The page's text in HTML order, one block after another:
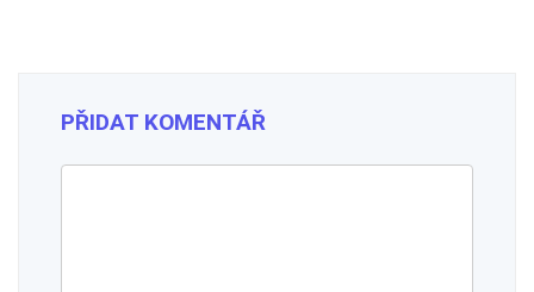
PŘIDAT KOMENTÁŘ